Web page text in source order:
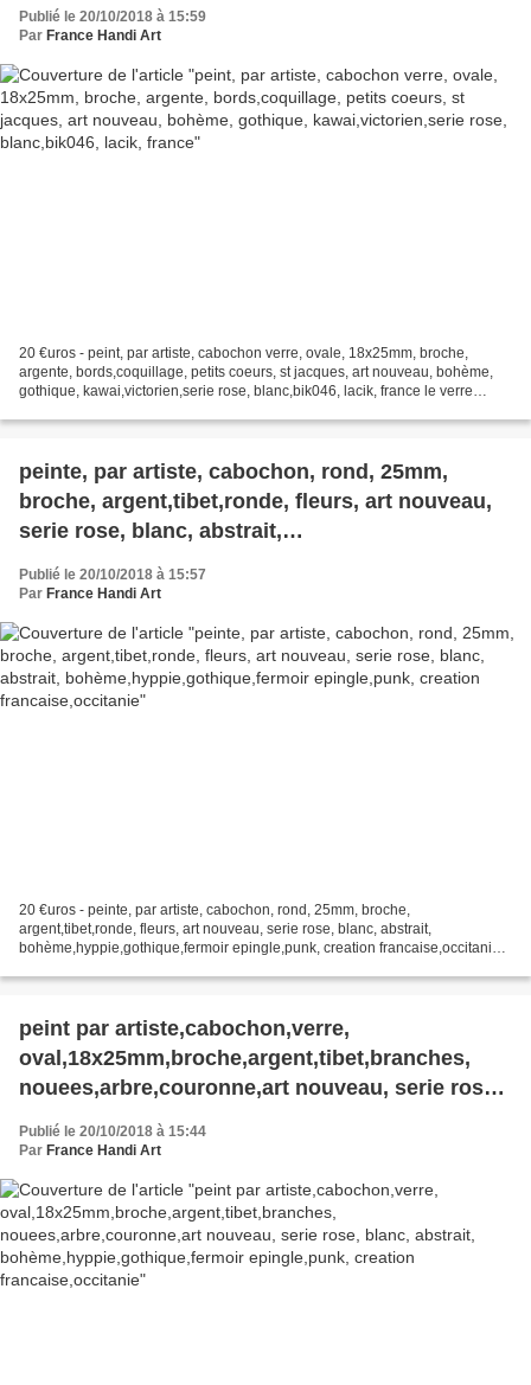
blanc,bik046, lacik, france
Publié le 20/10/2018 à 15:59
Par France Handi Art
20 €uros - peint, par artiste, cabochon verre, ovale, 18x25mm, broche,
argente, bords,coquillage, petits coeurs, st jacques, art nouveau, bohème,
gothique, kawai,victorien,serie rose, blanc,bik046, lacik, france le verre
peinte, par artiste, cabochon, rond, 25mm,
broche, argent,tibet,ronde, fleurs, art nouveau,
serie rose, blanc, abstrait,
creation francaise,occitanie
Publié le 20/10/2018 à 15:57
Par France Handi Art
20 €uros - peinte, par artiste, cabochon, rond, 25mm, broche,
argent,tibet,ronde, fleurs, art nouveau, serie rose, blanc, abstrait,
bohème,hyppie,gothique,fermoir epingle,punk, creation francaise,occitanie
peint par artiste,cabochon,verre,
oval,18x25mm,broche,argent,tibet,branches,
nouees,arbre,couronne,art nouveau, serie rose,
blanc, abstrait, bohème,hyppie,gothique,fermoir
epingle,punk, creation francaise,occitanie
Publié le 20/10/2018 à 15:44
Par France Handi Art